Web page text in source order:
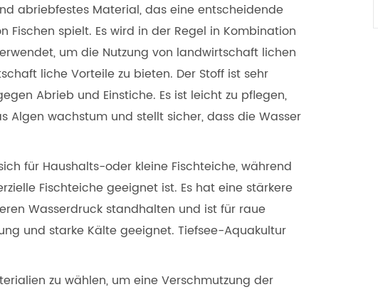
abriebfestes Material, das eine entscheidende
spielt. Es wird in der Regel in Kombination
um die Nutzung von landwirtschaft lichen
liche Vorteile zu bieten. Der Stoff ist sehr
Abrieb und Einstiche. Es ist leicht zu pflegen,
wachstum und stellt sicher, dass die Wasser
für Haushalts-oder kleine Fischteiche, während
Fischteiche geeignet ist. Es hat eine stärkere
Wasserdruck standhalten und ist für raue
und starke Kälte geeignet. Tiefsee-Aquakultur
zu wählen, um eine Verschmutzung der